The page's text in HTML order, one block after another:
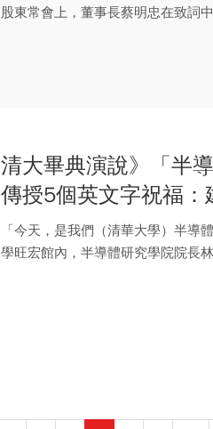
股東常會上，董事長蔡明忠在致詞
清大畢典演說》「半
傳授5個英文字祝福
發展到極致
「今天，是我們（清華大學）半導
學旺宏館內，半導體研究學院院長